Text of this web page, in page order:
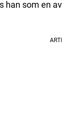
han som en